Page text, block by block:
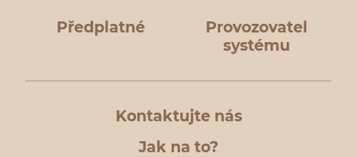
Předplatné
Provozovatel
systému
Kontaktujte nás
Jak na to?